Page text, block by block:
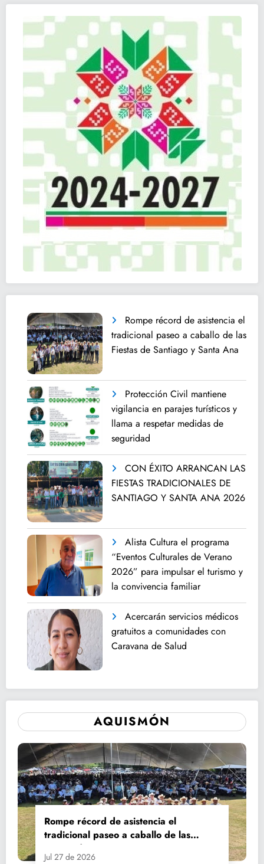
Rompe récord de asistencia el
tradicional paseo a caballo de las
Fiestas de Santiago y Santa Ana
Protección Civil mantiene
vigilancia en parajes turísticos y
llama a respetar medidas de
seguridad
CON ÉXITO ARRANCAN LAS
FIESTAS TRADICIONALES DE
SANTIAGO Y SANTA ANA 2026
Alista Cultura el programa
“Eventos Culturales de Verano
2026” para impulsar el turismo y
la convivencia familiar
Acercarán servicios médicos
gratuitos a comunidades con
Caravana de Salud
AQUISMÓN
Rompe récord de asistencia el
tradicional paseo a caballo de las
Fiestas de Santiago y Santa Ana
Jul 27 de 2026